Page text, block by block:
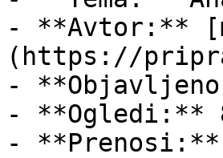
- **Avtor:**
(https://
-
- **Ogledi:**
- **Prenosi:**